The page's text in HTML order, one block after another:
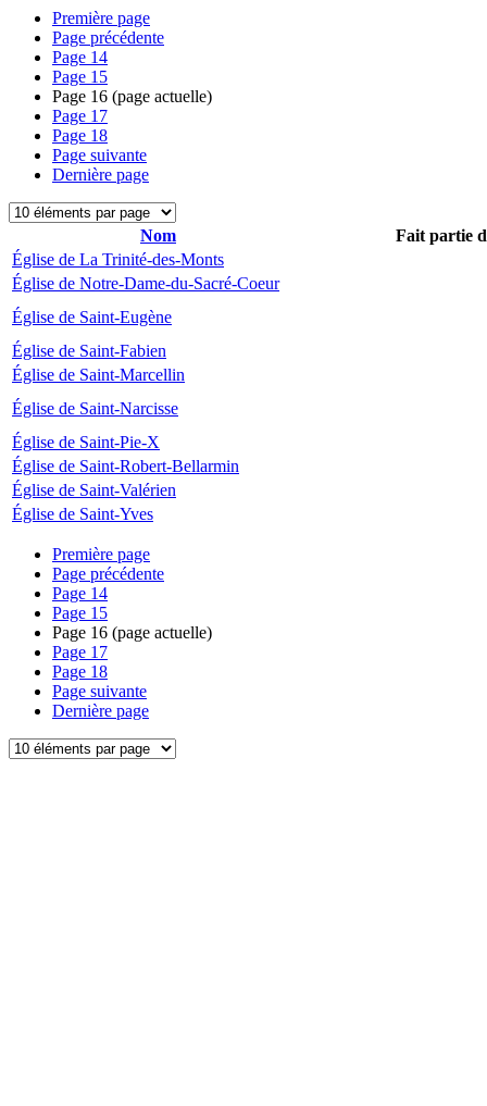
Première page
Page précédente
Page 14
Page 15
Page 16 (page actuelle)
Page 17
Page 18
Page suivante
Dernière page
Nom
Fait partie
Église de La Trinité-des-Monts
Église de Notre-Dame-du-Sacré-Coeur
Église de Saint-Eugène
Église de Saint-Fabien
Église de Saint-Marcellin
Église de Saint-Narcisse
Église de Saint-Pie-X
Église de Saint-Robert-Bellarmin
Église de Saint-Valérien
Église de Saint-Yves
Première page
Page précédente
Page 14
Page 15
Page 16 (page actuelle)
Page 17
Page 18
Page suivante
Dernière page